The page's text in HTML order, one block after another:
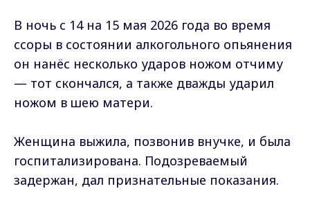
В ночь с 14 на 15 мая 2026 года во время
ссоры в состоянии алкогольного опьянения
он нанёс несколько ударов ножом отчиму
— тот скончался, а также дважды ударил
ножом в шею матери.
Женщина выжила, позвонив внучке, и была
госпитализирована. Подозреваемый
задержан, дал признательные показания.